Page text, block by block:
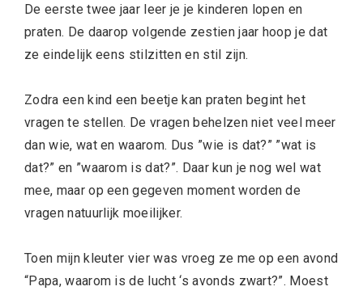
De eerste twee jaar leer je je kinderen lopen en
praten. De daarop volgende zestien jaar hoop je dat
ze eindelijk eens stilzitten en stil zijn.
Zodra een kind een beetje kan praten begint het
vragen te stellen. De vragen behelzen niet veel meer
dan wie, wat en waarom. Dus ”wie is dat?” ”wat is
dat?” en ”waarom is dat?”. Daar kun je nog wel wat
mee, maar op een gegeven moment worden de
vragen natuurlijk moeilijker.
Toen mijn kleuter vier was vroeg ze me op een avond
“Papa, waarom is de lucht ‘s avonds zwart?”. Moest